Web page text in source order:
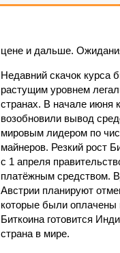
цене и дальше.
Недавний скачок курса
растущим уровнем
странах. В начале июня
возобновили вывод
мировым лидером по
майнеров. Резкий рост
с 1 апреля
платёжным средством.
Австрии планируют
которые были оплачены
Биткоина готовится
страна в мире.